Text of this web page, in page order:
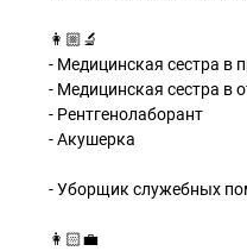
👩🏼‍🔬
- Медицинская сестра в
- Медицинская сестра в
- Рентгенолаборант
- Акушерка
- Уборщик служебных
👩🏻‍💼